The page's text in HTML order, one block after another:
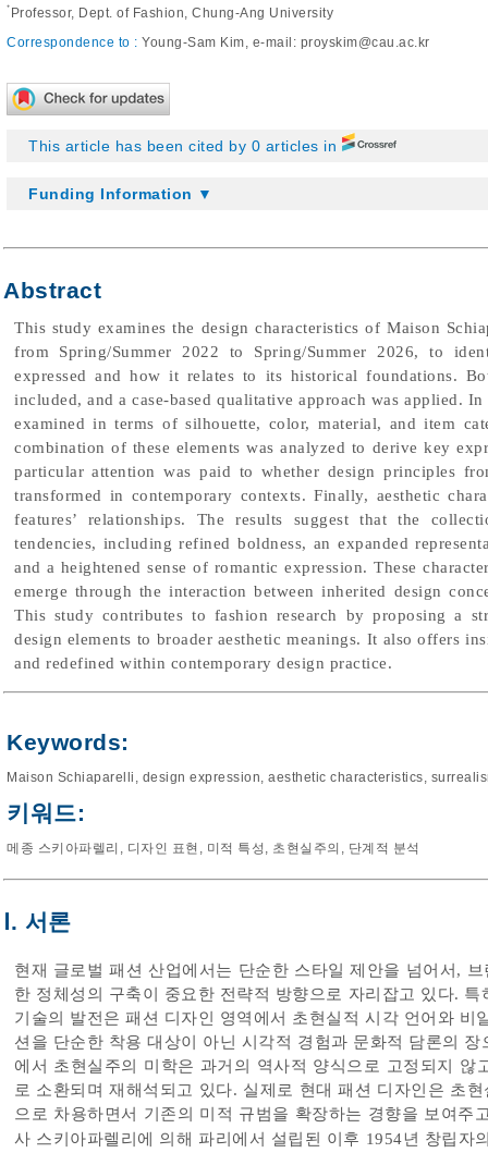
⁺ Professor, Dept. of Fashion, Chung-Ang University
Correspondence to : Young-Sam Kim, e-mail: proyskim@cau.ac.kr
This article has been cited by 0 articles in
Funding Information ▼
Abstract
This study examines the design characteristics of Maison
from Spring/Summer 2022 to Spring/Summer 2026, to
expressed and how it relates to its historical foundations.
included, and a case-based qualitative approach was applied.
examined in terms of silhouette, color, material, and item
combination of these elements was analyzed to derive key
particular attention was paid to whether design principles
transformed in contemporary contexts. Finally, aesthetic
features’ relationships. The results suggest that the
tendencies, including refined boldness, an expanded
and a heightened sense of romantic expression. These
emerge through the interaction between inherited design
This study contributes to fashion research by proposing a
design elements to broader aesthetic meanings. It also offers
and redefined within contemporary design practice.
Keywords:
Maison Schiaparelli , design expression, aesthetic characteristics,
키워드:
메종 스키아파렐리 , 디자인 표현 , 미적 특성, 초현실주의 , 단계적 분석
Ⅰ. 서론
현재 글로벌 패션 산업에서는 단순한 스타일 제안을 넘어서,
한 정체성의 구축이 중요한 전략적 방향으로 자리잡고 있다.
기술의 발전은 패션 디자인 영역에서 초현실적 시각 언어와
션을 단순한 착용 대상이 아닌 시각적 경험과 문화적 담론의
에서 초현실주의 미학은 과거의 역사적 양식으로 고정되지
로 소환되며 재해석되고 있다. 실제로 현대 패션 디자인은 초
으로 차용하면서 기존의 미적 규범을 확장하는 경향을 보여주
사 스키아파렐리에 의해 파리에서 설립된 이후 1954년 창립